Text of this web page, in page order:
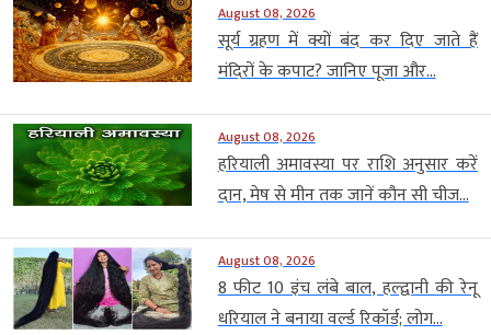
August 08, 2026
सूर्य ग्रहण में क्यों बंद कर दिए जाते हैं
मंदिरों के कपाट? जानिए पूजा और...
August 08, 2026
हरियाली अमावस्या पर राशि अनुसार करें
दान, मेष से मीन तक जानें कौन सी चीज...
August 08, 2026
8 फीट 10 इंच लंबे बाल, हल्द्वानी की रेनू
धरियाल ने बनाया वर्ल्ड रिकॉर्ड; लोग...